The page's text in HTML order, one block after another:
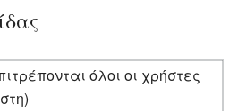
όλοι οι χρήστες